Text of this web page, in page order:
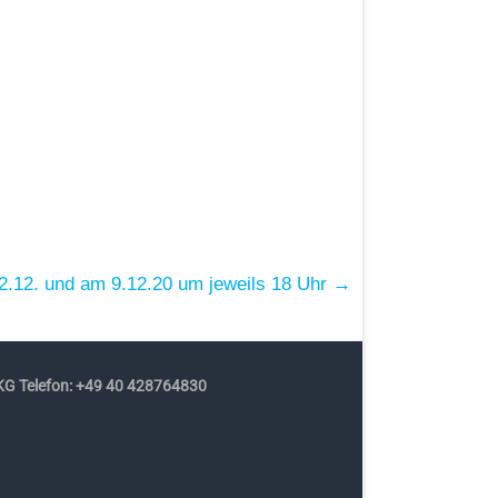
und am 9.12.20 um jeweils 18 Uhr →
Telefon: +49 40 428764830